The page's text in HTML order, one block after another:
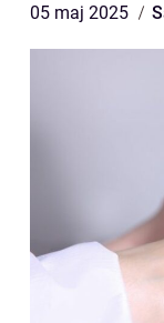
05 maj 2025